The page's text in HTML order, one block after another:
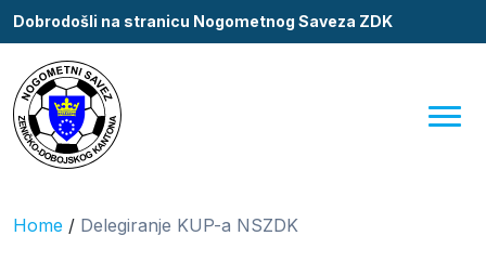
Dobrodošli na stranicu Nogometnog Saveza ZDK
Home / Delegiranje KUP-a NSZDK